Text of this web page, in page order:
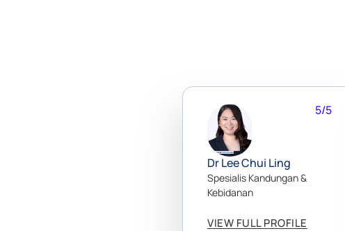
5/5
Dr Lee Chui Ling
Spesialis Kandungan &
Kebidanan
VIEW FULL PROFILE